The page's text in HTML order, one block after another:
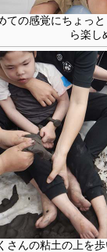
ての感覚にちょっ
ら楽し
さんの粘土の上を